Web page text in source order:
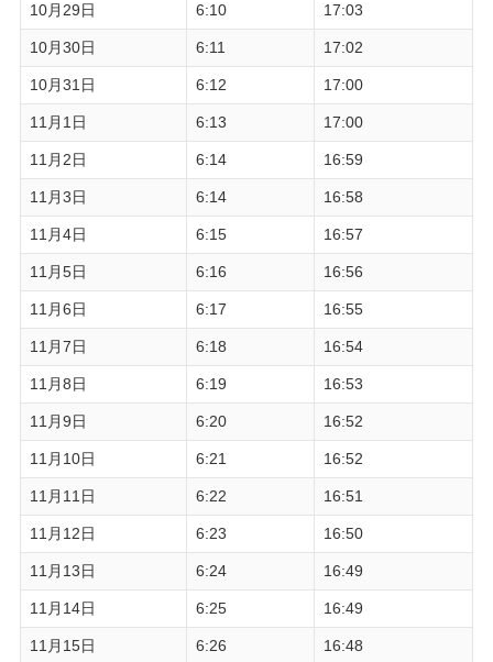
10月29日 6:10 17:03
10月30日 6:11 17:02
10月31日 6:12 17:00
11月1日 6:13 17:00
11月2日 6:14 16:59
11月3日 6:14 16:58
11月4日 6:15 16:57
11月5日 6:16 16:56
11月6日 6:17 16:55
11月7日 6:18 16:54
11月8日 6:19 16:53
11月9日 6:20 16:52
11月10日 6:21 16:52
11月11日 6:22 16:51
11月12日 6:23 16:50
11月13日 6:24 16:49
11月14日 6:25 16:49
11月15日 6:26 16:48